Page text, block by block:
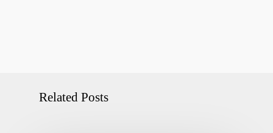
Related Posts